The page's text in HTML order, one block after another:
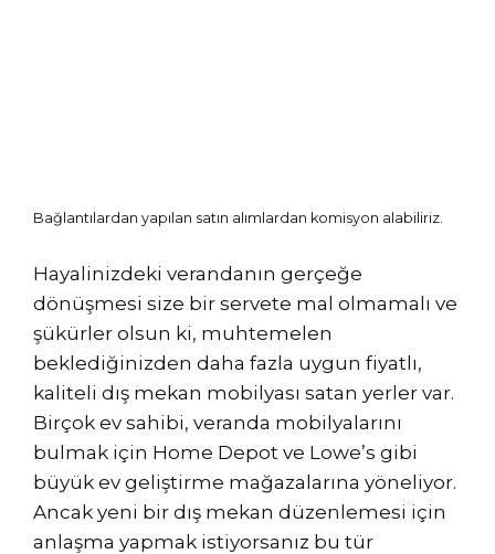
Bağlantılardan yapılan satın alımlardan komisyon alabiliriz.
Hayalinizdeki verandanın gerçeğe
dönüşmesi size bir servete mal olmamalı ve
şükürler olsun ki, muhtemelen
beklediğinizden daha fazla uygun fiyatlı,
kaliteli dış mekan mobilyası satan yerler var.
Birçok ev sahibi, veranda mobilyalarını
bulmak için Home Depot ve Lowe’s gibi
büyük ev geliştirme mağazalarına yöneliyor.
Ancak yeni bir dış mekan düzenlemesi için
anlaşma yapmak istiyorsanız bu tür